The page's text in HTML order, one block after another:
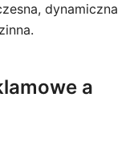
dynamiczna
a